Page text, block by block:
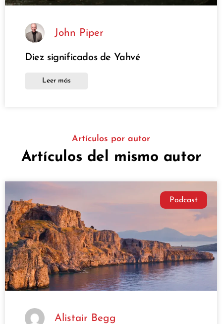
John Piper
Diez significados de Yahvé
Leer más
Artículos por autor
Artículos del mismo autor
Podcast
Alistair Begg